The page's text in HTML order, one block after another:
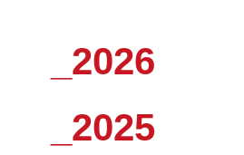
_2026
_2025